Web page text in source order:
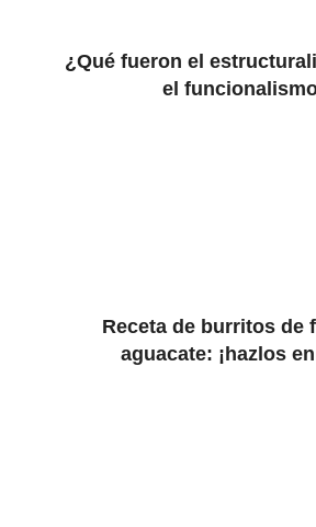
¿Qué fueron el
el
Receta de burritos de
aguacate: ¡hazlos